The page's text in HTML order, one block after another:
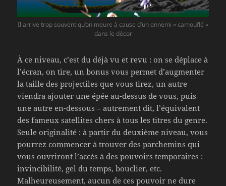
Il arrive trop souvent qu’on meure à cause d’un ennemi « camouflé »
dans le décor
À ce niveau, c’est du déjà vu et revu : on se déplace à
l’écran, on tire, un bonus vous permet d’augmenter
la taille des projectiles que vous tirez, un autre
viendra ajouter une épée au-dessus de vous, puis
une autre en-dessous – autrement dit, l’équivalent
des fameux satellites chers à tous les titres du genre.
Seule originalité : à partir du deuxième niveau, vous
pourrez commencer à trouver des parchemins qui
vous ouvriront l’accès à des pouvoirs temporaires :
invincibilité, gel du temps, bouclier, etc.
Malheureusement, aucun de ces pouvoir ne dure